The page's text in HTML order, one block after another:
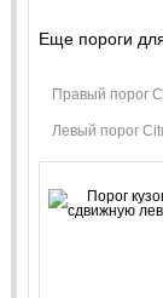
Еще пороги
Правый порог
Левый порог